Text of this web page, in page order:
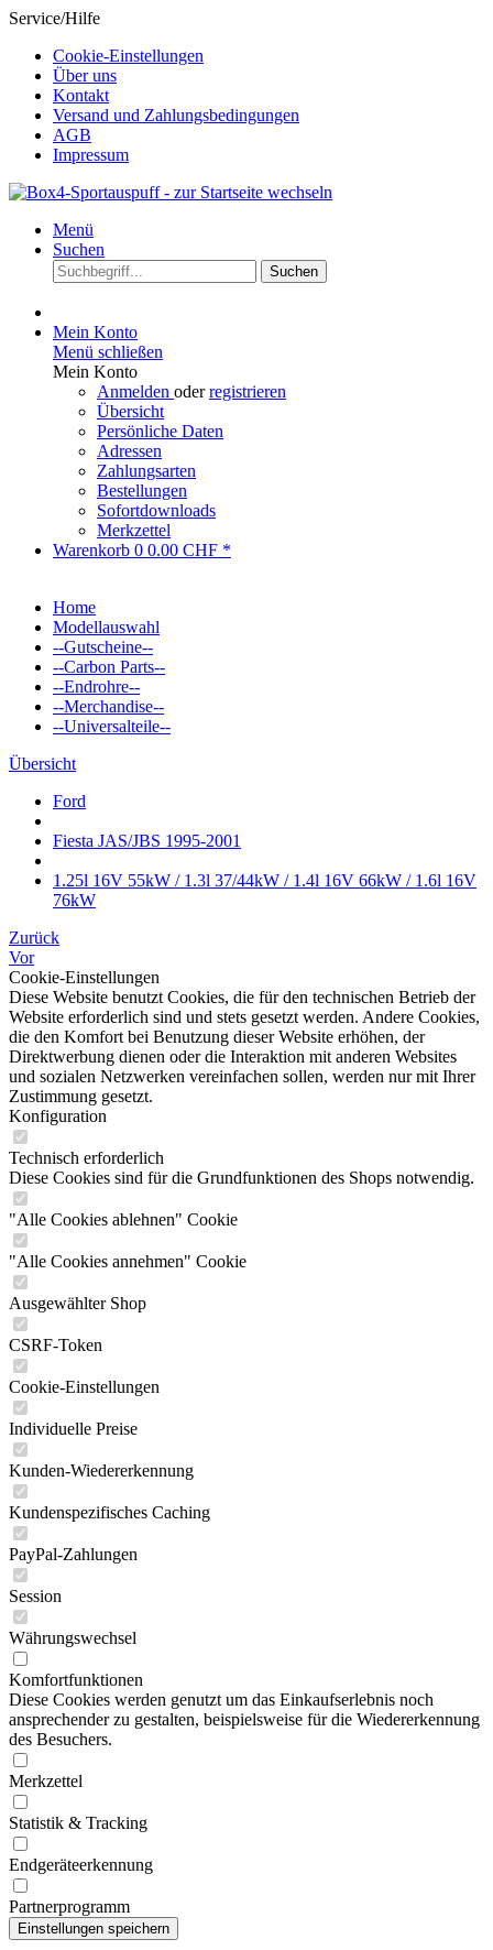
Service/Hilfe
Cookie-Einstellungen
Über uns
Kontakt
Versand und Zahlungsbedingungen
AGB
Impressum
Menü
Suchen
Suchen
Mein Konto
Menü schließen
Mein Konto
Anmelden oderregistrieren
Übersicht
Persönliche Daten
Adressen
Zahlungsarten
Bestellungen
Sofortdownloads
Merkzettel
Warenkorb 0 0.00 CHF *
Home
Modellauswahl
--Gutscheine--
--Carbon Parts--
--Endrohre--
--Merchandise--
--Universalteile--
Übersicht
Ford
Fiesta JAS/JBS 1995-2001
1.25l 16V 55kW / 1.3l 37/44kW / 1.4l 16V 66kW / 1.6l 16V
76kW
Zurück
Vor
Cookie-Einstellungen
Diese Website benutzt Cookies, die für den technischen Betrieb der
Website erforderlich sind und stets gesetzt werden. Andere Cookies,
die den Komfort bei Benutzung dieser Website erhöhen, der
Direktwerbung dienen oder die Interaktion mit anderen Websites
und sozialen Netzwerken vereinfachen sollen, werden nur mit Ihrer
Zustimmung gesetzt.
Konfiguration
Technisch erforderlich
Diese Cookies sind für die Grundfunktionen des Shops notwendig.
"Alle Cookies ablehnen" Cookie
"Alle Cookies annehmen" Cookie
Ausgewählter Shop
CSRF-Token
Cookie-Einstellungen
Individuelle Preise
Kunden-Wiedererkennung
Kundenspezifisches Caching
PayPal-Zahlungen
Session
Währungswechsel
Komfortfunktionen
Diese Cookies werden genutzt um das Einkaufserlebnis noch
ansprechender zu gestalten, beispielsweise für die Wiedererkennung
des Besuchers.
Merkzettel
Statistik & Tracking
Endgeräteerkennung
Partnerprogramm